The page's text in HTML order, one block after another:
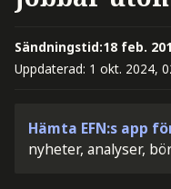
Sändningstid:18 feb.
Uppdaterad: 1 okt. 2024,
Hämta EFN:s app
nyheter, analyser,